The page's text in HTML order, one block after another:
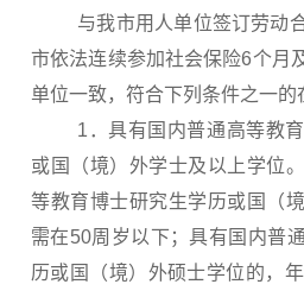
与我市用人单位签订劳动合
市依法连续参加社会保险6个月
单位一致，符合下列条件之一的
1．具有国内普通高等教育
或国（境）外学士及以上学位
等教育博士研究生学历或国（
需在50周岁以下；具有国内普
历或国（境）外硕士学位的，